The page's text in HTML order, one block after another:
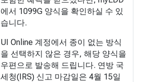
에서 1099G 양식을 확인하실 수 있
습니다.
UI Online 계정에서 종이 없는 방식
을 선택하지 않은 경우, 해당 양식을
우편으로 발송해 드립니다. 연방 국
세청(IRS) 신고 마감일은 4월 15일